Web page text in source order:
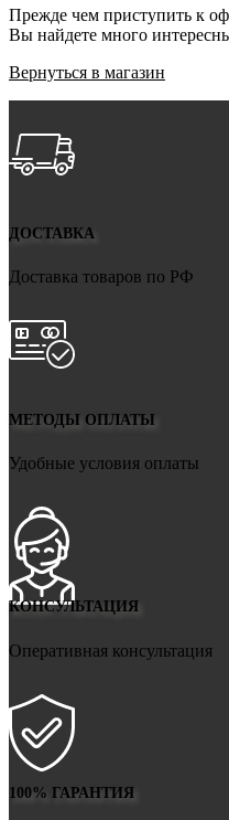
Прежде чем приступить к
Вы найдете много
Вернуться в магазин
ДОСТАВКА
Доставка товаров по РФ
МЕТОДЫ ОПЛАТЫ
Удобные условия оплаты
КОНСУЛЬТАЦИЯ
Оперативная консультация
100% ГАРАНТИЯ